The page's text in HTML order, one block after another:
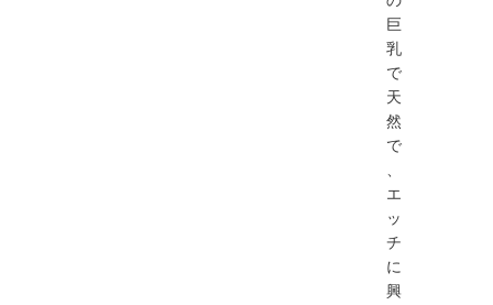
巨
乳
で
天
然
で
、
エ
ッ
チ
に
興